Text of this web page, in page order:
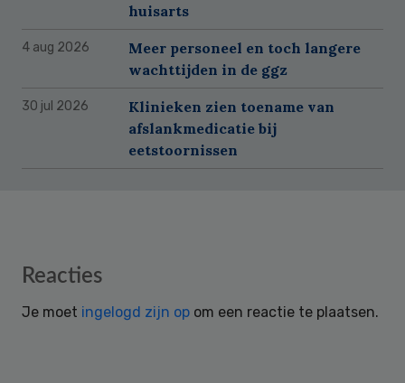
huisarts
4 aug 2026
Meer personeel en toch langere
wachttijden in de ggz
30 jul 2026
Klinieken zien toename van
afslankmedicatie bij
eetstoornissen
Reader
Reacties
Je moet ingelogd zijn op om een reactie te plaatsen.